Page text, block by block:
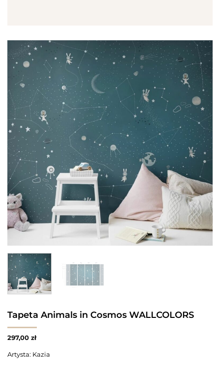
Tapeta Animals in Cosmos WALLCOLORS
297,00 zł
Artysta: Kazia